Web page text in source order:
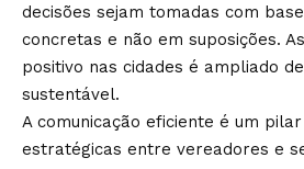
decisões sejam tomadas com
concretas e não em suposições.
positivo nas cidades é ampliado
sustentável.
A comunicação eficiente é um
estratégicas entre vereadores e